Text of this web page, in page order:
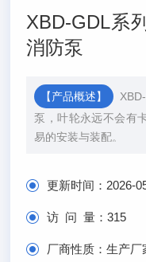
XBD-GDL系
消防泵
【产品概述】
泵，叶轮永远不会有
易的安装与装配。
更新时间： 2026-
访 问 量：315
厂商性质：生产厂